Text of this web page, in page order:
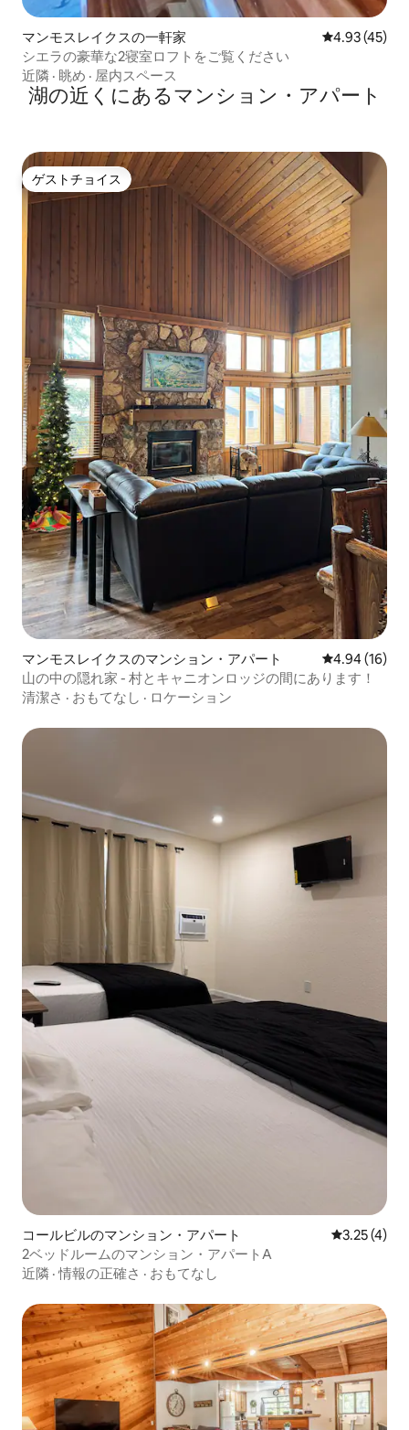
マンモスレイクスの一軒家 レビュー45
4.93 (45)
シエラの豪華な2寝室ロフトをご覧ください
近隣 · 眺め · 屋内スペース
湖の近くにあるマンション・アパート
ゲストチョイス
ゲストチョイス
マンモスレイクスのマンション・アパート レビュー16
4.94 (16)
山の中の隠れ家 - 村とキャニオンロッジの間にあります！
清潔さ · おもてなし · ロケーション
コールビルのマンション・アパート レビュー4
3.25 (4)
2ベッドルームのマンション・アパートA
近隣 ·情報の正確さ · おもてなし